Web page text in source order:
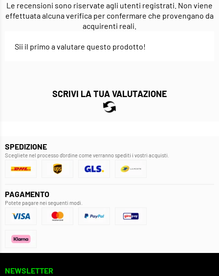
Le recensioni sono riservate agli utenti registrati. Non viene
effettuata alcuna verifica per confermare che provengano da
acquirenti reali.
Sii il primo a valutare questo prodotto!
SCRIVI LA TUA VALUTAZIONE
SPEDIZIONE
Scegliete nel processo d'ordine come verranno spediti i vostri acquisti.
PAGAMENTO
Potete pagare nei seguenti modi.
NEWSLETTER